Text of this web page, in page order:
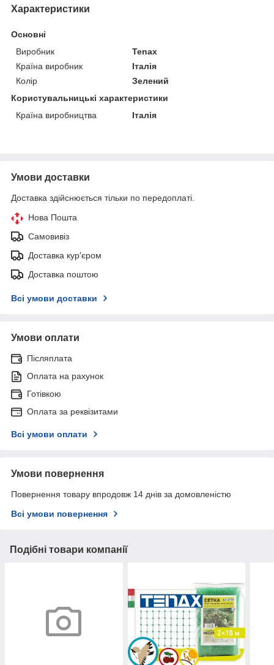
Характеристики
Основні
Виробник
Tenax
Країна виробник
Італія
Колір
Зелений
Користувальницькі характеристики
Країна виробництва
Італія
Умови доставки
Доставка здійснюється тільки по передоплаті.
Нова Пошта
Самовивіз
Доставка кур'єром
Доставка поштою
Всі умови доставки
Умови оплати
Післяплата
Оплата на рахунок
Готівкою
Оплата за реквізитами
Всі умови оплати
Умови повернення
Повернення товару впродовж 14 днів за домовленістю
Всі умови повернення
Подібні товари компанії